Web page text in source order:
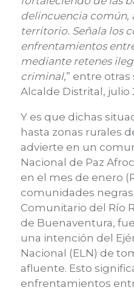
delincuencia común,
territorio. Señala los
enfrentamientos
mediante retenes
criminal,” entre otras
Alcalde Distrital, julio
Y es que dichas
hasta zonas rurales
advierte en un
Nacional de Paz
en el mes de enero (
comunidades
Comunitario del Río
de Buenaventura,
una intención del
Nacional (ELN) de
afluente. Esto
enfrentamientos